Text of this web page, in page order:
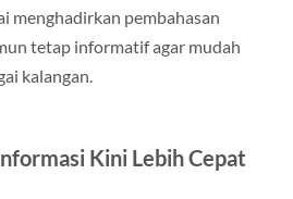
menghadirkan pembahasan
tetap informatif agar mudah
kalangan.
Kini Lebih Cepat